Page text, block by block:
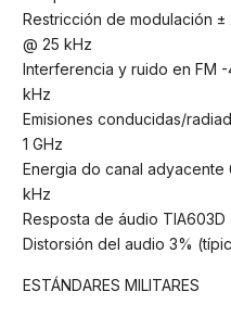
Restricción de modulación ±
@ 25 kHz
Interferencia y ruido en FM
kHz
Emisiones conducidas/
1 GHz
Energia do canal adyacente
kHz
Resposta de áudio TIA603D
Distorsión del audio 3%
ESTÁNDARES MILITARES